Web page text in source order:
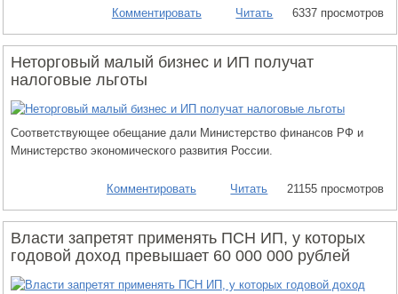
Комментировать Читать 6337 просмотров
Неторговый малый бизнес и ИП получат
налоговые льготы
Соответствующее обещание дали Министерство финансов РФ и
Министерство экономического развития России.
Комментировать Читать 21155 просмотров
Власти запретят применять ПСН ИП, у которых
годовой доход превышает 60 000 000 рублей